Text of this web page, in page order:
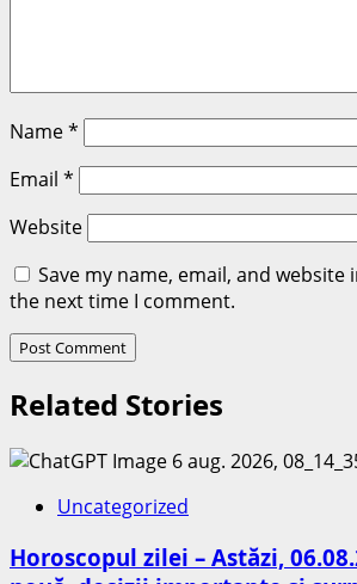
Name*
Email *
Website
Save my name, email, and
the next time I comment.
Related Stories
Uncategorized
Horoscopul zilei – Astăzi,